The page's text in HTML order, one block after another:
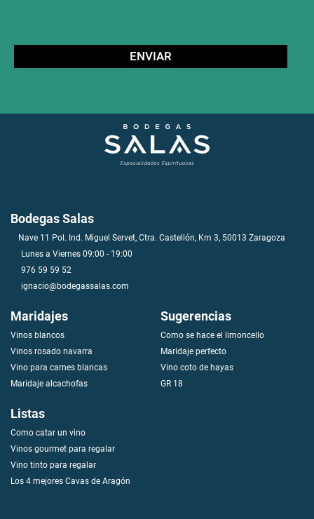
Bodegas Salas
Nave 11 Pol. Ind. Miguel Servet, Ctra. Castellón, Km 3, 50013 Zaragoza
Lunes a Viernes 09:00 - 19:00
976 59 59 52
ignacio@bodegassalas.com
Maridajes
Vinos blancos
Vinos rosado navarra
Vino para carnes blancas
Maridaje alcachofas
Sugerencias
Como se hace el limoncello
Maridaje perfecto
Vino coto de hayas
GR 18
Listas
Como catar un vino
Vinos gourmet para regalar
Vino tinto para regalar
Los 4 mejores Cavas de Aragón